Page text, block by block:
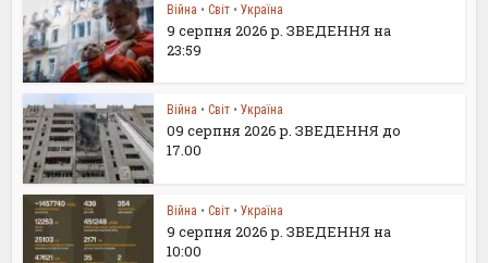
Війна • Світ • Україна
9 серпня 2026 р. ЗВЕДЕННЯ на
23:59
Війна • Світ • Україна
09 серпня 2026 р. ЗВЕДЕННЯ до
17.00
Війна • Світ • Україна
9 серпня 2026 р. ЗВЕДЕННЯ на
10:00